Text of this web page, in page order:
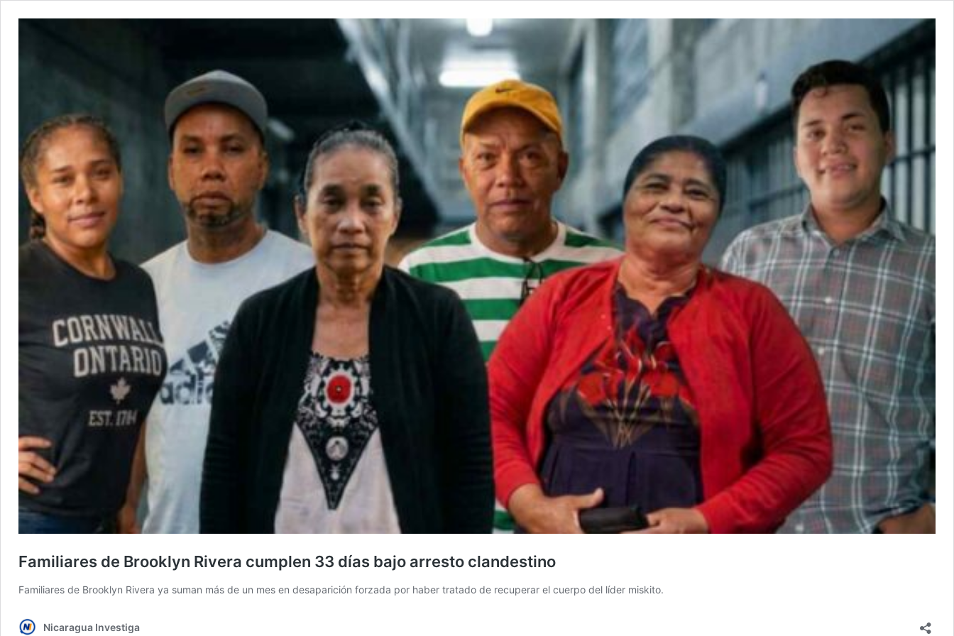
Familiares de Brooklyn Rivera cumplen 33 días bajo arresto clandestino
Familiares de Brooklyn Rivera ya suman más de un mes en desaparición forzada por haber tratado de recuperar el cuerpo del líder miskito.
Nicaragua Investiga